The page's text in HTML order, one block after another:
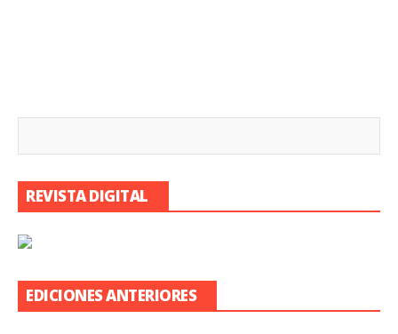
REVISTA DIGITAL
EDICIONES ANTERIORES